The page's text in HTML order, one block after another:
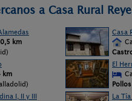
a Casa Rural
km
Casa
km
El
Pollos
I, II y III
La